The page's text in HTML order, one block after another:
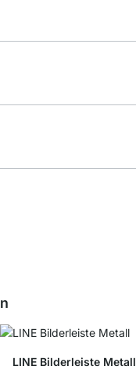
LINE Bilderleiste Metall